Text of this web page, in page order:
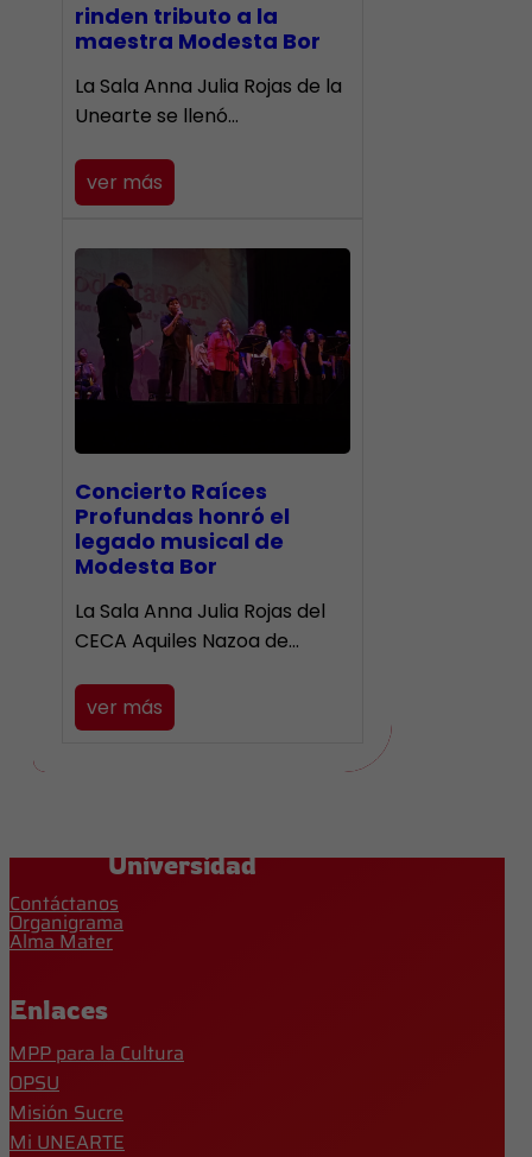
rinden tributo a la
maestra Modesta Bor
​La Sala Anna Julia Rojas de la
Unearte se llenó…
ver más
​Concierto Raíces
Profundas honró el
legado musical de
Modesta Bor
La Sala Anna Julia Rojas del
CECA Aquiles Nazoa de…
ver más
Universidad
Contáctanos
Organigrama
Alma Mater
Enlaces
MPP para la Cultura
OPSU
Misión Sucre
Mi UNEARTE